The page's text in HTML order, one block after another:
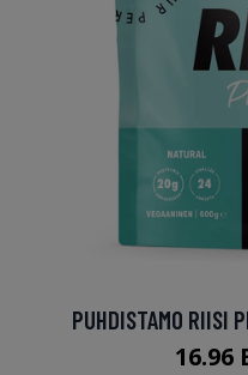
PUHDISTAMO RIISI
16.96